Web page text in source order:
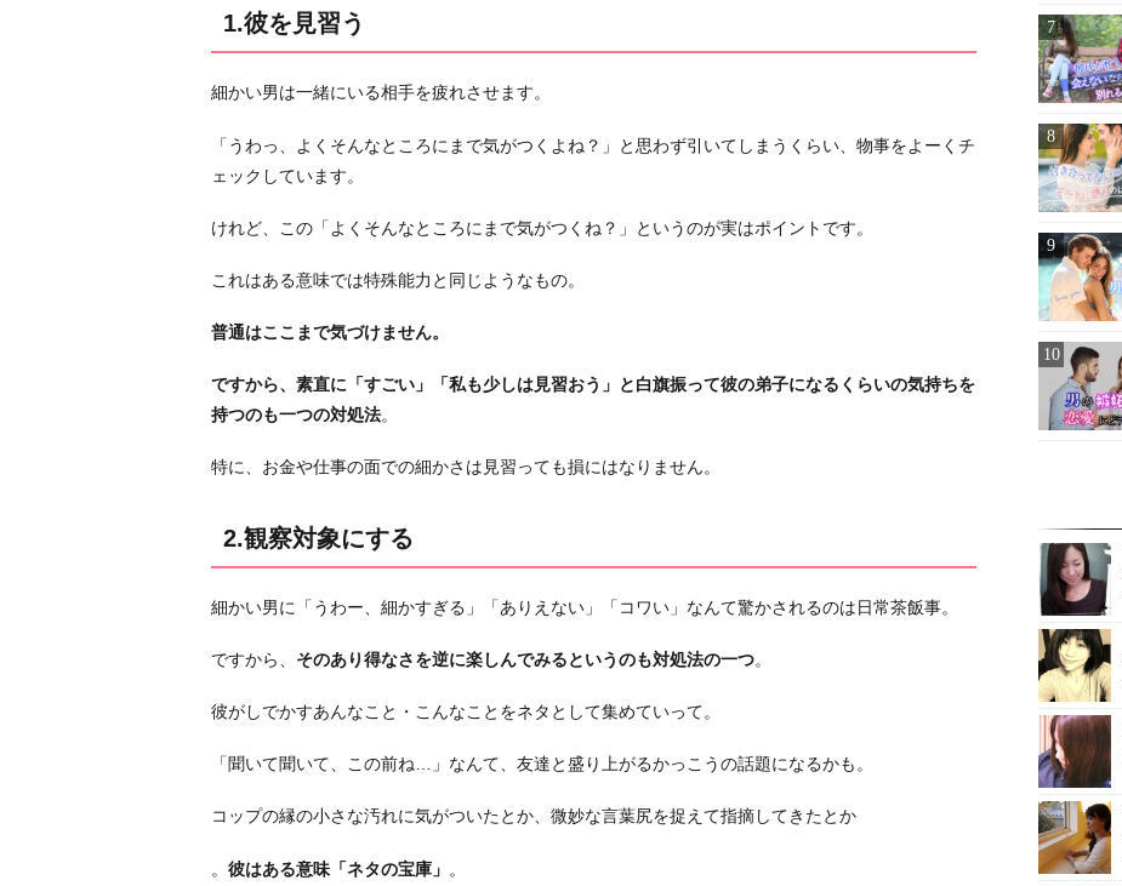
る
3.
殺
し
自
で
て
も
う
彼
よ
に
分
動
5.
1.彼を見習う
細かい男は一緒にいる相手を疲れさせます。
「うわっ、よくそんなところにまで気がつくよね？」と思わず引いてしまうくらい、物事をよーくチ
ェックしています。
けれど、この「よくそんなところにまで気がつくね？」というのが実はポイントです。
これはある意味では特殊能力と同じようなもの。
普通はここまで気づけません。
ですから、素直に「すごい」「私も少しは見習おう」と白旗振って彼の弟子になるくらいの気持ちを
持つのも一つの対処法。
特に、お金や仕事の面での細かさは見習っても損にはなりません。
2.観察対象にする
細かい男に「うわー、細かすぎる」「ありえない」「コワい」なんて驚かされるのは日常茶飯事。
ですから、 そのあり得なさを逆に楽しんでみるというのも対処法の一つ。
彼がしでかすあんなこと・こんなことをネタとして集めていって。
「聞いて聞いて、この前ね…」なんて、友達と盛り上がるかっこうの話題になるかも。
コップの縁の小さな汚れに気がついたとか、微妙な言葉尻を捉えて指摘してきたとか
。 彼はある意味「ネタの宝庫」 。